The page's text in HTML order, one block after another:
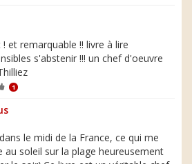
et remarquable !! livre à lire
s'abstenir !!! un chef d'oeuvre
1
le midi de la France, ce qui me
au soleil sur la plage heureusement